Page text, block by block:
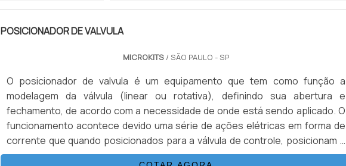
POSICIONADOR DE VALVULA
MICROKITS/ SÃO PAULO - SP
O posicionador de valvula é um equipamento que tem como função a
modelagem da válvula (linear ou rotativa), definindo sua abertura e
fechamento, de acordo com a necessidade de onde está sendo aplicado. O
funcionamento acontece devido uma série de ações elétricas em forma de
corrente que quando posicionados para a válvula de controle, posicionam a
mesma na posição correta, ora para abertura, ora fechamento. Esse